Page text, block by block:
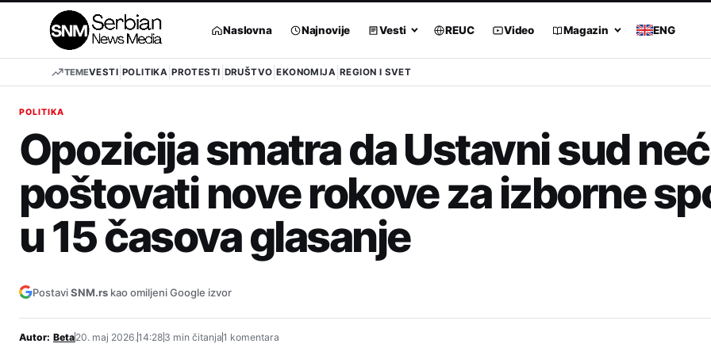
Naslovna Najnovije Vesti REUC Video Magazin ENG
TEMEVESTI POLITIKA PROTESTI DRUŠTVO EKONOMIJA REGION I SVET
POLITIKA
Opozicija smatra da Ustavni sud
poštovati nove rokove za izborne
u 15 časova glasanje
PostaviSNM.rs kao omiljeni Google izvor
Autor: Beta20. maj 2026.14:28 3 min čitanja1 komentara